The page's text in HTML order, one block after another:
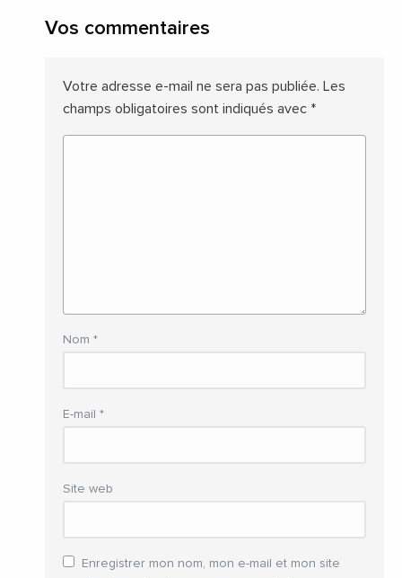
Vos commentaires
Votre adresse e-mail ne sera pas publiée. Les
champs obligatoires sont indiqués avec *
Nom *
E-mail *
Site web
Enregistrer mon nom, mon e-mail et mon site